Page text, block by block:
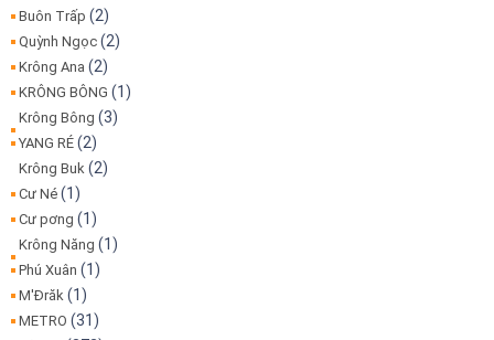
Buôn Trấp (2)
Quỳnh Ngọc (2)
Krông Ana (2)
KRÔNG BÔNG (1)
Krông Bông (3)
YANG RÉ (2)
Krông Buk (2)
Cư Né (1)
Cư pơng (1)
Krông Năng (1)
Phú Xuân (1)
M'Đrăk (1)
METRO (31)